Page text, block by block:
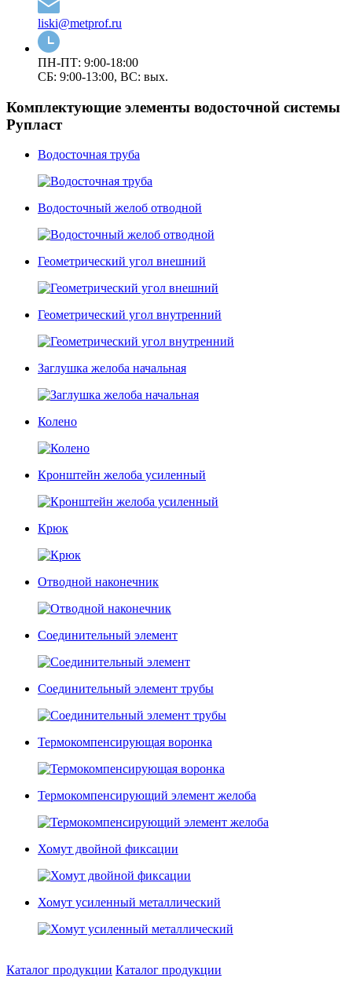
liski@metprof.ru
ПН-ПТ: 9:00-18:00
СБ: 9:00-13:00, ВС: вых.
Комплектующие элементы водосточной системы
Рупласт
Водосточная труба
Водосточный желоб отводной
Геометрический угол внешний
Геометрический угол внутренний
Заглушка желоба начальная
Колено
Кронштейн желоба усиленный
Крюк
Отводной наконечник
Соединительный элемент
Соединительный элемент трубы
Термокомпенсирующая воронка
Термокомпенсирующий элемент желоба
Хомут двойной фиксации
Хомут усиленный металлический
Каталог продукции Каталог продукции